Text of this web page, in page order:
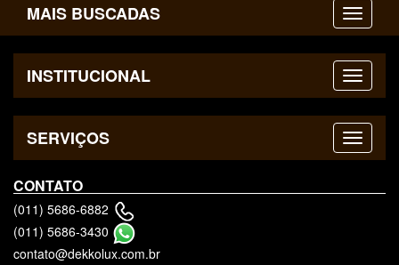
MAIS BUSCADAS
INSTITUCIONAL
SERVIÇOS
CONTATO
(011) 5686-6882
(011) 5686-3430
contato@dekkolux.com.br